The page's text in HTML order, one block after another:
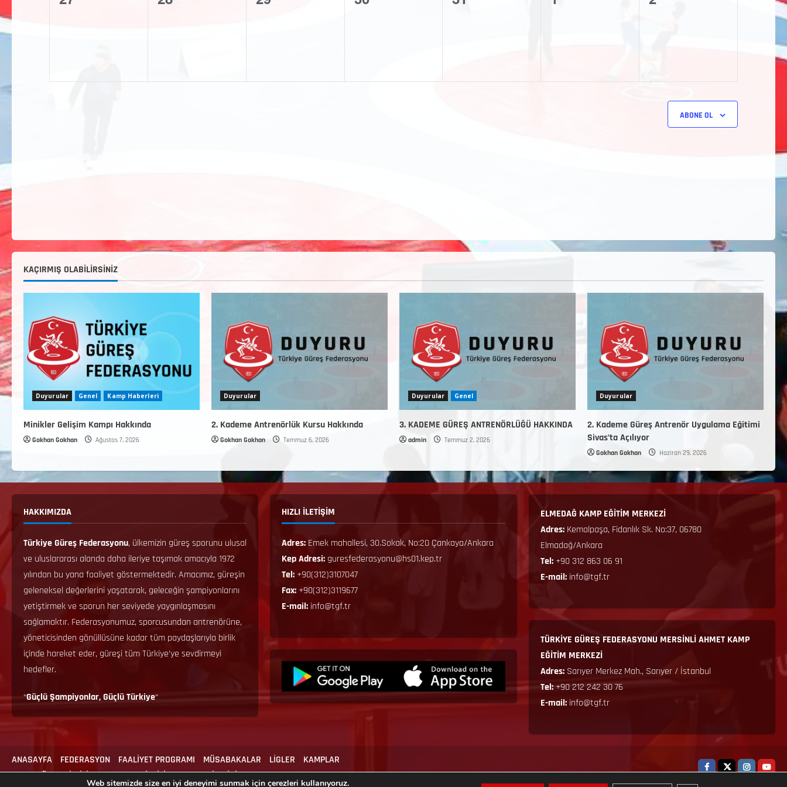
ABONE OL
KAÇIRMIŞ OLABILIRSINIZ
Duyurular Genel Kamp Haberleri
Minikler Gelişim Kampı Hakkında
Gokhan Gokhan Ağustos 7, 2026
Duyurular
2. Kademe Antrenörlük Kursu Hakkında
Gokhan Gokhan Temmuz 6, 2026
Duyurular Genel
3. KADEME GÜREŞ ANTRENÖRLÜĞÜ HAKKINDA
admin Temmuz 2, 2026
Duyurular
2. Kademe Güreş Antrenör Uygulama Eğitimi
Sivas’ta Açılıyor
Gokhan Gokhan Haziran 29, 2026
HAKKIMIZDA
Türkiye Güreş Federasyonu, ülkemizin güreş sporunu ulusal
ve uluslararası alanda daha ileriye taşımak amacıyla 1972
yılından bu yana faaliyet göstermektedir. Amacımız, güreşin
geleneksel değerlerini yaşatarak, geleceğin şampiyonlarını
yetiştirmek ve sporun her seviyede yaygınlaşmasını
sağlamaktır. Federasyonumuz, sporcusundan antrenörüne,
yöneticisinden gönüllüsüne kadar tüm paydaşlarıyla birlik
içinde hareket eder, güreşi tüm Türkiye’ye sevdirmeyi
hedefler.
“Güçlü Şampiyonlar, Güçlü Türkiye“
HIZLI İLETİŞİM
Adres: Emek mahallesi, 30.Sokak, No:20 Çankaya/Ankara
Kep Adresi: guresfederasyonu@hs01.kep.tr
Tel: +90(312)3107047
Fax: +90(312)3119677
E-mail: info@tgf.tr
ELMEDAĞ KAMP EĞİTİM MERKEZİ
Adres: Kemalpaşa, Fidanlık Sk. No:37, 06780
Elmadağ/Ankara
Tel: +90 312 863 06 91
E-mail: info@tgf.tr
TÜRKİYE GÜREŞ FEDERASYONU MERSİNLİ AHMET KAMP
EĞİTİM MERKEZİ
Adres: Sarıyer Merkez Mah., Sarıyer / İstanbul
Tel:+90 212 242 30 76
E-mail: info@tgf.tr
ANASAYFA FEDERASYON FAALİYET PROGRAMI MÜSABAKALAR LİGLER
KAMPLAR
ANTRENÖR & MİLLİLİK
MEVZUAT İLGİLİ FORMLAR İLETİŞİM
Web sitemizde size en iyi deneyimi sunmak için çerezleri kullanıyoruz.